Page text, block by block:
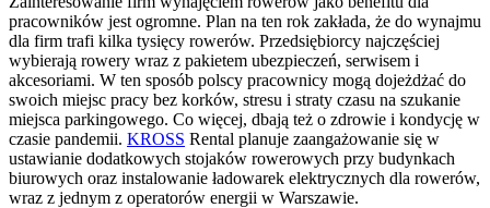
pracowników jest ogromne. Plan na ten rok zakłada, że do wynajmu
dla firm trafi kilka tysięcy rowerów. Przedsiębiorcy najczęściej
wybierają rowery wraz z pakietem ubezpieczeń, serwisem i
akcesoriami. W ten sposób polscy pracownicy mogą dojeżdżać do
swoich miejsc pracy bez korków, stresu i straty czasu na szukanie
miejsca parkingowego. Co więcej, dbają też o zdrowie i kondycję w
czasie pandemii. KROSS Rental planuje zaangażowanie się w
ustawianie dodatkowych stojaków rowerowych przy budynkach
biurowych oraz instalowanie ładowarek elektrycznych dla rowerów,
wraz z jednym z operatorów energii w Warszawie.